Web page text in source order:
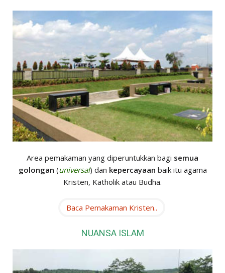
Area pemakaman yang diperuntukkan bagi semua
golongan (universal) dan kepercayaan baik itu agama
Kristen, Katholik atau Budha.
Baca Pemakaman Kristen..
NUANSA ISLAM